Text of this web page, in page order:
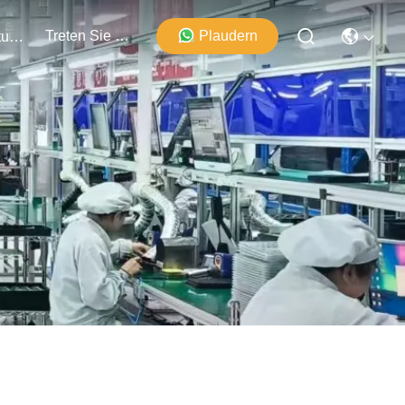
Veranstaltungen Treten Sie Mit Uns In Verbindung Plaudern